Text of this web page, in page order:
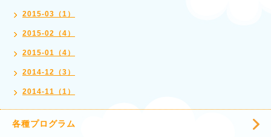
2015-03（1）
2015-02（4）
2015-01（4）
2014-12（3）
2014-11（1）
各種プログラム